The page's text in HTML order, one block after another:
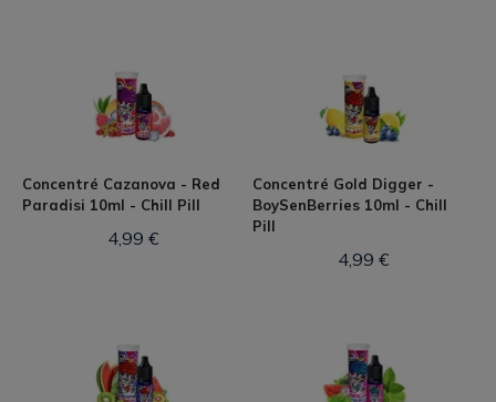
Concentré Cazanova - Red
Paradisi 10ml - Chill Pill
4,99 €
Concentré Gold Digger -
BoySenBerries 10ml - Chill
Pill
4,99 €